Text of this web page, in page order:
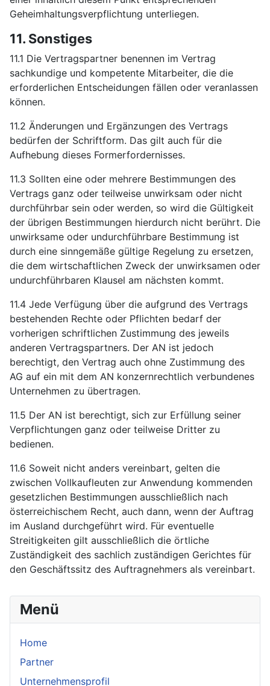
Menü
Home
Partner
Unternehmensprofil
Geheimhaltungsverpflichtung unterliegen.
11. Sonstiges
11.1 Die Vertragspartner benennen im Vertrag
sachkundige und kompetente Mitarbeiter, die die
erforderlichen Entscheidungen fällen oder veranlassen
können.
11.2 Änderungen und Ergänzungen des Vertrags
bedürfen der Schriftform. Das gilt auch für die
Aufhebung dieses Formerfordernisses.
11.3 Sollten eine oder mehrere Bestimmungen des
Vertrags ganz oder teilweise unwirksam oder nicht
durchführbar sein oder werden, so wird die Gültigkeit
der übrigen Bestimmungen hierdurch nicht berührt. Die
unwirksame oder undurchführbare Bestimmung ist
durch eine sinngemäße gültige Regelung zu ersetzen,
die dem wirtschaftlichen Zweck der unwirksamen oder
undurchführbaren Klausel am nächsten kommt.
11.4 Jede Verfügung über die aufgrund des Vertrags
bestehenden Rechte oder Pflichten bedarf der
vorherigen schriftlichen Zustimmung des jeweils
anderen Vertragspartners. Der AN ist jedoch
berechtigt, den Vertrag auch ohne Zustimmung des
AG auf ein mit dem AN konzernrechtlich verbundenes
Unternehmen zu übertragen.
11.5 Der AN ist berechtigt, sich zur Erfüllung seiner
Verpflichtungen ganz oder teilweise Dritter zu
bedienen.
11.6 Soweit nicht anders vereinbart, gelten die
zwischen Vollkaufleuten zur Anwendung kommenden
gesetzlichen Bestimmungen ausschließlich nach
österreichischem Recht, auch dann, wenn der Auftrag
im Ausland durchgeführt wird. Für eventuelle
Streitigkeiten gilt ausschließlich die örtliche
Zuständigkeit des sachlich zuständigen Gerichtes für
den Geschäftssitz des Auftragnehmers als vereinbart.